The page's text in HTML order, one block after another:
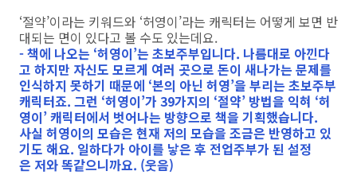
‘절약’이라는 키워드와 ‘허영이’라는 캐릭터는 어떻게 보면 반
대되는 면이 있다고 볼 수도 있는데요.
- 책에 나오는 ‘허영이’는 초보주부입니다. 나름대로 아낀다
고 하지만 자신도 모르게 여러 곳으로 돈이 새나가는 문제를
인식하지 못하기 때문에 ‘본의 아닌 허영’을 부리는 초보주부
캐릭터죠. 그런 ‘허영이’가 39가지의 ‘절약’ 방법을 익혀 ‘허
영이’ 캐릭터에서 벗어나는 방향으로 책을 기획했습니다.
사실 허영이의 모습은 현재 저의 모습을 조금은 반영하고 있
기도 해요. 일하다가 아이를 낳은 후 전업주부가 된 설정
은 저와 똑같으니까요. (웃음)